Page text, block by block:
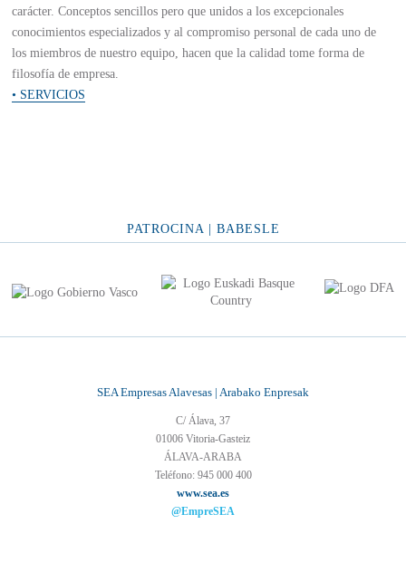
carácter. Conceptos sencillos pero que unidos a los excepcionales
conocimientos especializados y al compromiso personal de cada uno de
los miembros de nuestro equipo, hacen que la calidad tome forma de
filosofía de empresa.
• SERVICIOS
PATROCINA | BABESLE
SEA Empresas Alavesas | Arabako Enpresak
C/ Álava, 37
01006 Vitoria-Gasteiz
ÁLAVA-ARABA
Teléfono: 945 000 400
www.sea.es
@EmpreSEA